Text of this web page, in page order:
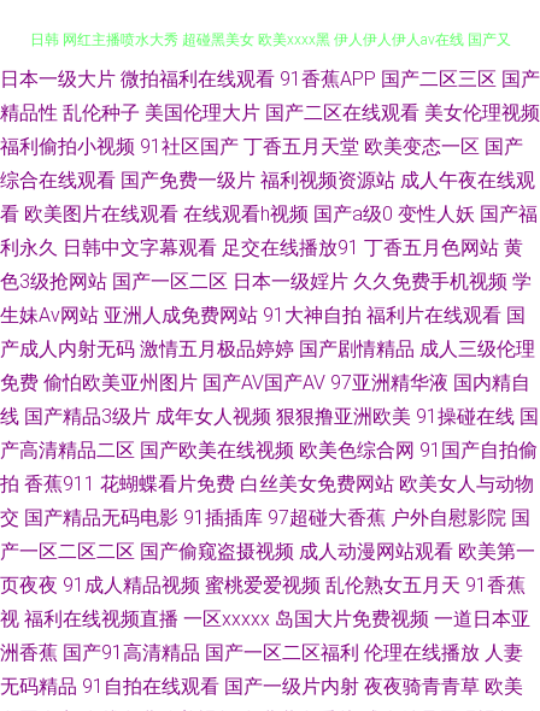
在线黄色电影网站 成人AV影音 日韩高清大片 91社区视频网站 精品国产噜噜
日韩 网红主播喷水大秀 超碰黑美女 欧美xxxx黑 伊人伊人伊人aⅴ在线 国产又
站一区二区 在线观看人 国国内清清草原国产在 天堂网极品 按摩偷拍一区不
卡 妺妺窝人体 亚洲影院推荐 国产精品女仆 日韩成a人在线观看 91手机在线
精品欧美日韩在线 午夜剧场性爱 抽搐一进一出gif 欧美午夜网 在线视频观看
成人8x 国产亚洲首页精品 三年中国片 99福利影院 免费看片91 一道本高清
国产精品亚洲艾草网 日韩av社区 91av 精品欧美激情精品一区 伪娘黑丝自慰
成人主播在线精品 日日夜夜爽 草莓视屏av 内射网站国产二区 亚洲中文字慕
日产20 国产精品视频 日本最新一区二 91夫妻成人 精品福利激情网 无人区
AV在线观看 91精品国产亚 免费精品 亚洲一区国产 国产伦精品一区久久岛国
日本一级大片 微拍福利在线观看 91香蕉APP 国产二区三区 国产
精品性 乱伦种子 美国伦理大片 国产二区在线观看 美女伦理视频
福利偷拍小视频 91社区国产 丁香五月天堂 欧美变态一区 国产
综合在线观看 国产免费一级片 福利视频资源站 成人午夜在线观
看 欧美图片在线观看 在线观看h视频 国产a级0 变性人妖 国产福
利永久 日韩中文字幕观看 足交在线播放91 丁香五月色网站 黄
色3级抢网站 国产一区二区 日本一级婬片 久久免费手机视频 学
生妹Av网站 亚洲人成免费网站 91大神自拍 福利片在线观看 国
产成人内射无码 激情五月极品婷婷 国产剧情精品 成人三级伦理
免费 偷怕欧美亚州图片 国产AV国产AV 97亚洲精华液 国内精自
线 国产精品3级片 成年女人视频 狠狠撸亚洲欧美 91操碰在线 国
产高清精品二区 国产欧美在线视频 欧美色综合网 91国产自拍偷
拍 香蕉911 花蝴蝶看片免费 白丝美女免费网站 欧美女人与动物
交 国产精品无码电影 91插插库 97超碰大香蕉 户外自慰影院 国
产一区二区二区 国产偷窥盗摄视频 成人动漫网站观看 欧美第一
页夜夜 91成人精品视频 蜜桃爱爱视频 乱伦熟女五月天 91香蕉
视 福利在线视频直播 一区xxxxx 岛国大片免费视频 一道日本亚
洲香蕉 国产91高清精品 国产一区二区福利 伦理在线播放 人妻
无码精品 91自拍在线观看 国产一级片内射 夜夜骑青青草 欧美